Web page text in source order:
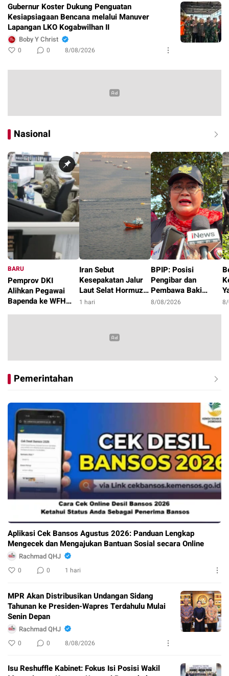
Gubernur Koster Dukung Penguatan
Kesiapsiagaan Bencana melalui Manuver
Lapangan LKO Kogabwilhan II
Boby Y Christ
0 0 8/08/2026
Nasional
BARU
Pemprov DKI
Alihkan Pegawai
Bapenda ke WFH
20 jam
Iran Sebut
Kesepakatan Jalur
Laut Selat Hormuz
dengan Oman
1 hari
BPIP: Posisi
Pengibar dan
Pembawa Baki
Paskibraka 2026
8/08/2026
Pemerintahan
Aplikasi Cek Bansos Agustus 2026: Panduan Lengkap
Mengecek dan Mengajukan Bantuan Sosial secara Online
Rachmad QHJ
0 0 1 hari
MPR Akan Distribusikan Undangan Sidang
Tahunan ke Presiden-Wapres Terdahulu Mulai
Senin Depan
Rachmad QHJ
0 0 8/08/2026
Isu Reshuffle Kabinet: Fokus Isi Posisi Wakil